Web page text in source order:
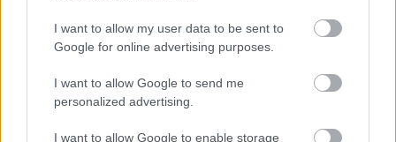
I want to allow my user data to be sent to
Google for online advertising purposes.
I want to allow Google to send me
personalized advertising.
I want to allow Google to enable storage